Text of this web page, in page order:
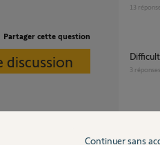
Partager cette question
discussion
13
3 réponses
Continuer sans